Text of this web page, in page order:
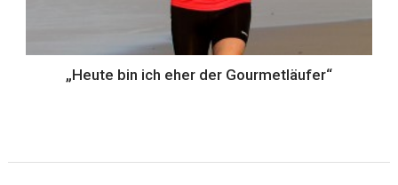
„Heute bin ich eher der Gourmetläufer“